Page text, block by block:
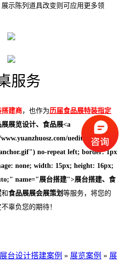
示陈列道具改变则可应用更多领
服务
建商，也作为历届食品展特装指定
展展览设计、食品展<a
ueditor1_3_5-
no-repeat left; border: 1px
none; width: 15px; height: 16px;
name="展台搭建">展台搭建、食
和食品展展会展策划 等服务，将您的
辜负您的期待！
展台设计搭建案例 » 展览案例 » 展